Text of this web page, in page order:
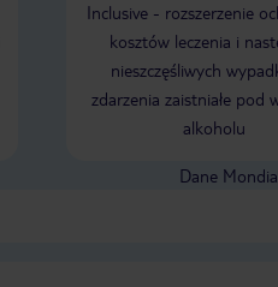
Inclusive - rozszerzenie
kosztów leczenia i
nieszczęśliwych
zdarzenia zaistniałe pod
alkoholu
Dane